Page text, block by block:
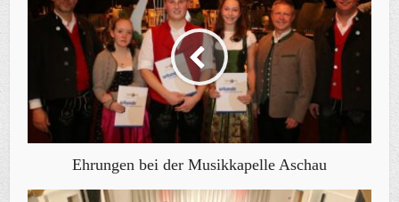
Ehrungen bei der Musikkapelle Aschau